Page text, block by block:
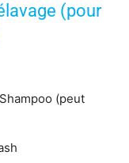
(pour
(peut